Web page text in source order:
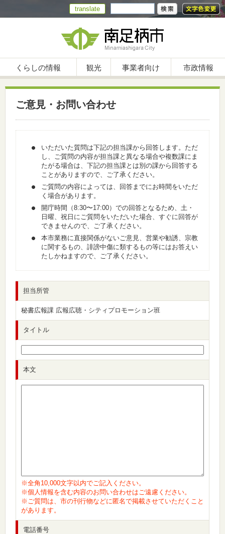
translate
くらしの情報 観光 事業者向け 市政情報
ご意見・お問い合わせ
いただいた質問は下記の担当課から回答します。ただ
し、ご質問の内容が担当課と異なる場合や複数課にま
たがる場合は、下記の担当課とは別の課から回答する
ことがありますので、ご了承ください。
ご質問の内容によっては、回答までにお時間をいただ
く場合があります。
開庁時間（8:30〜17:00）での回答となるため、土・
日曜、祝日にご質問をいただいた場合、すぐに回答が
できませんので、ご了承ください。
本市業務に直接関係がないご意見、営業や勧誘、宗教
に関するもの、誹謗中傷に類するもの等にはお答えい
たしかねますので、ご了承ください。
担当所管
秘書広報課 広報広聴・シティプロモーション班
タイトル
本文
※全角10,000文字以内でご記入ください。
※個人情報を含む内容のお問い合わせはご遠慮ください。
※ご質問は、市の刊行物などに匿名で掲載させていただくこと
があります。
電話番号